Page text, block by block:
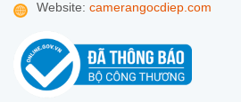
Website: camerangocdiep.com